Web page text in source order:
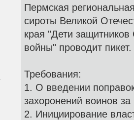
Пермская
сироты Великой
края "Дети
войны" проводит пикет.
Требования:
1. О введении
захоронений воинов
2. Инициирование